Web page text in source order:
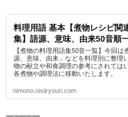
料理用語 基本【煮物レシピ関
集】語源、意味、由来50音順
【煮物の料理用語集50音一覧】今回は
源、意味、由来」などを料理別に整理
物の献立や和食調理の参考にされては
各煮物や調理法に移動いたします。
nimono.oisiiryouri.com